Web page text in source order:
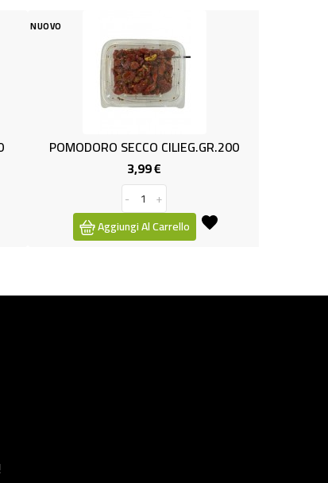
SECCO CILIEG.GR.200
Prezzo
Aggiungi Al Carrello
YOG.OH MY YOMO